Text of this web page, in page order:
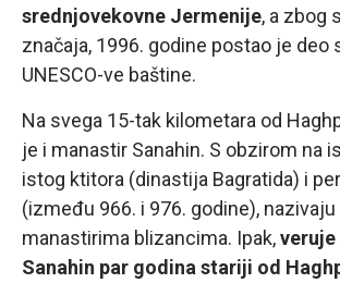
srednjovekovne Jermenije, a zbog
značaja, 1996. godine postao je deo
UNESCO-ve baštine.
Na svega 15-tak kilometara od
je i manastir Sanahin. S obzirom na
istog ktitora (dinastija Bagratida) i
(između 966. i 976. godine), nazivaju
manastirima blizancima. Ipak,veruje
Sanahin par godina stariji od